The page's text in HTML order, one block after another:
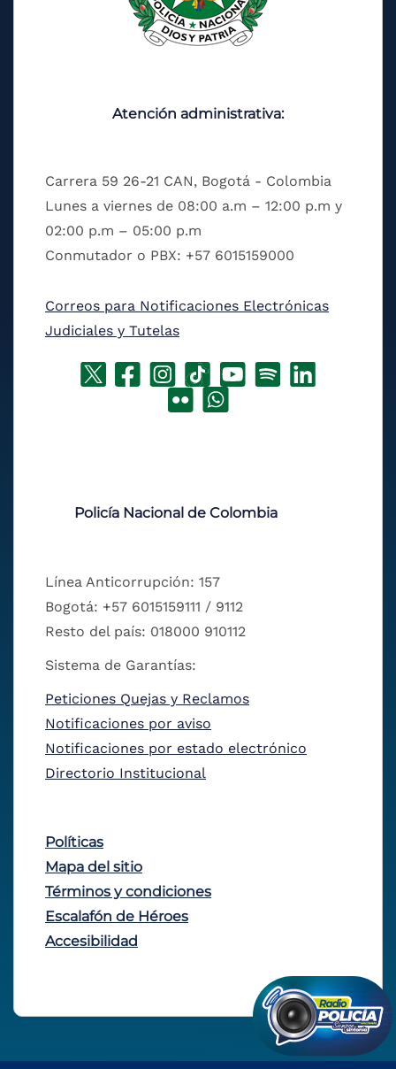
Atención administrativa:
Carrera 59 26-21 CAN, Bogotá - Colombia
Lunes a viernes de 08:00 a.m – 12:00 p.m y
02:00 p.m – 05:00 p.m
Conmutador o PBX: +57 6015159000
Correos para Notificaciones Electrónicas
Judiciales y Tutelas
Policía Nacional de Colombia
Línea Anticorrupción: 157
Bogotá: +57 6015159111 / 9112
Resto del país: 018000 910112
Sistema de Garantías:
Peticiones Quejas y Reclamos
Notificaciones por aviso
Notificaciones por estado electrónico
Directorio Institucional
Políticas
Mapa del sitio
Términos y condiciones
Escalafón de Héroes
Accesibilidad